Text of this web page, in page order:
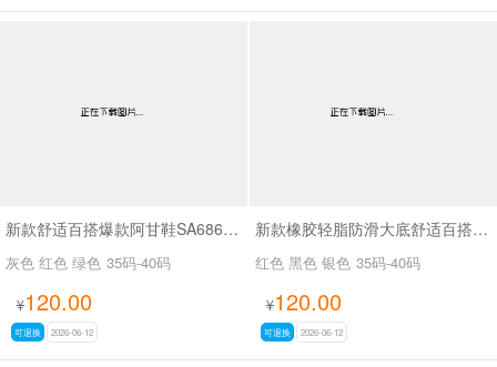
新款舒适百搭爆款阿甘鞋SA6866-1
灰色 红色 绿色 35码-40码
¥120.00
可退换 2026-06-12
新款橡胶轻脂防滑大底舒适百搭爆款厚底小白SA6868-1
红色 黑色 银色 35码-40码
¥120.00
可退换 2026-06-12